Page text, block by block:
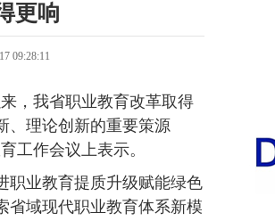
更响
09:28:11
，我省职业教育改革取得
、理论创新的重要策源
工作会议上表示。
职业教育提质升级赋能绿色
省域现代职业教育体系新模